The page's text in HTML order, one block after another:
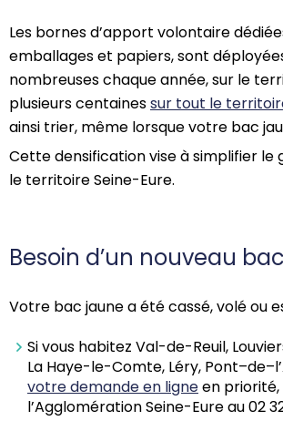
Les bornes d’apport volontaire
emballages et papiers, sont
nombreuses chaque année, sur le
plusieurs centainessur tout le
ainsi trier, même lorsque votre bac
Cette densification vise à simplifier le
le territoire Seine-Eure.
Besoin d’un nouveau
Votre bac jaune a été cassé, volé ou
Si vous habitez Val-de-Reuil,
La Haye-le-Comte, Léry, Pont–de–
votre demande en ligneen
l’Agglomération Seine-Eure au 02